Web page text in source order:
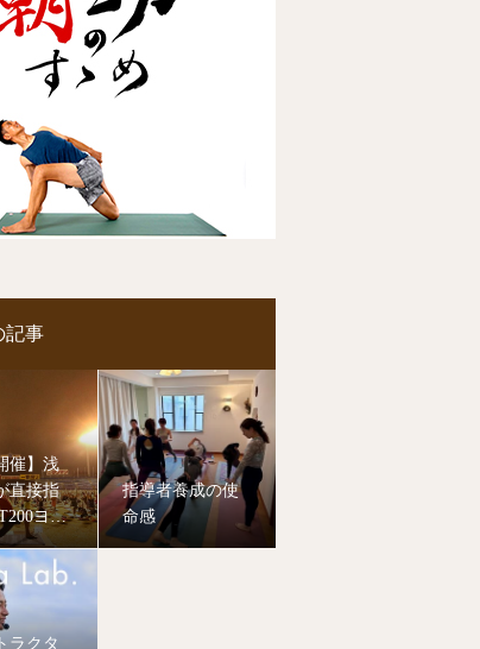
記事
催】浅
直接指
ヨガ
成講
り開講
指導者養成の使
命感
ラクタ